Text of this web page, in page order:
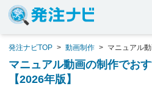
発注ナビTOP > 動画制作 > マニュアル
マニュアル動画の制作でお
【2026年版】